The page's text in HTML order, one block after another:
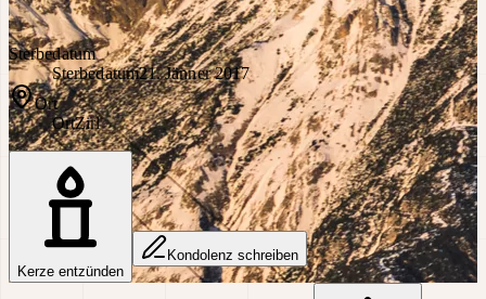
Sterbedatum
Sterbedatum21. Jänner 2017
Ort
OrtZirl
Kerze entzünden
Kondolenz schreiben